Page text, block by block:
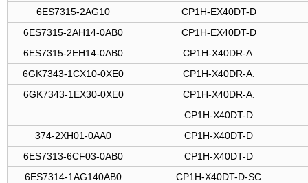
6ES7315-2AG10
CP1H-EX40DT-D
6ES7315-2AH14-0AB0
CP1H-EX40DT-D
6ES7315-2EH14-0AB0
CP1H-X40DR-A.
6GK7343-1CX10-0XE0
CP1H-X40DR-A.
6GK7343-1EX30-0XE0
CP1H-X40DR-A.
CP1H-X40DT-D
374-2XH01-0AA0
CP1H-X40DT-D
6ES7313-6CF03-0AB0
CP1H-X40DT-D
6ES7314-1AG140AB0
CP1H-X40DT-D-SC